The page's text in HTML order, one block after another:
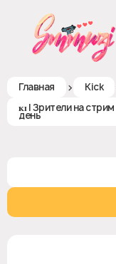
Главная > Kick
ᴋɪ | Зрители на
день